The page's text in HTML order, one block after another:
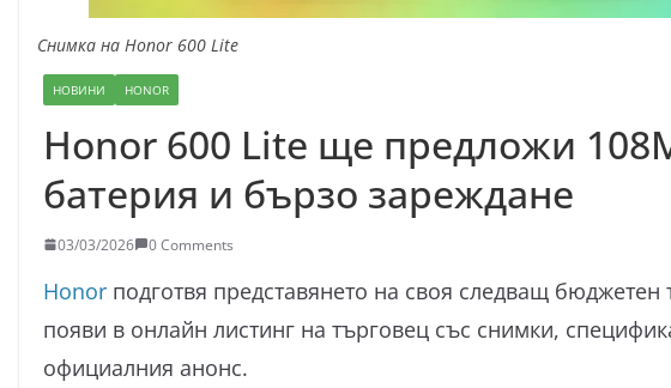
Снимка на Honor 600 Lite
НОВИНИ HONOR
Honor 600 Lite ще предложи
батерия и бързо зареждане
03/03/2026 0 Comments
Honor подготвя представянето на своя следващ бюджетен
появи в онлайн листинг на търговец със снимки,
официалния анонс.